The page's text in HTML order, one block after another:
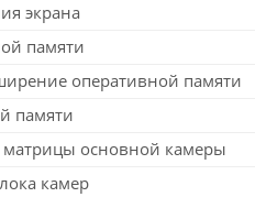
экрана
памяти
оперативной памяти
памяти
матрицы основной камеры
камер